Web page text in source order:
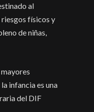
al
riesgos físicos y
de niñas,
infancia es una
del DIF